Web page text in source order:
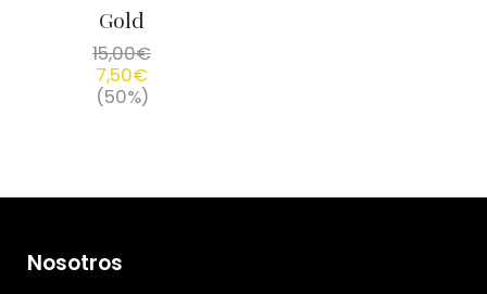
Gold
15,00€
7,50€
(50%)
Nosotros